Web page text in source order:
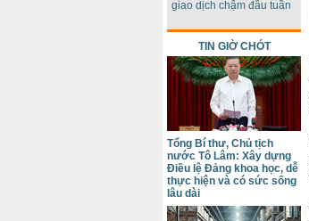
giao dịch chậm đầu tuần
TIN GIỜ CHÓT
Tổng Bí thư, Chủ tịch
nước Tô Lâm: Xây dựng
Điều lệ Đảng khoa học, dễ
thực hiện và có sức sống
lâu dài